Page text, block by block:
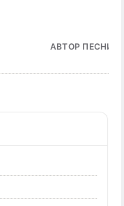
АВТОР ПЕСНИ